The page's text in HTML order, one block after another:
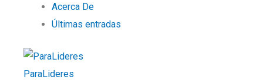
Acerca De
Últimas entradas
ParaLideres